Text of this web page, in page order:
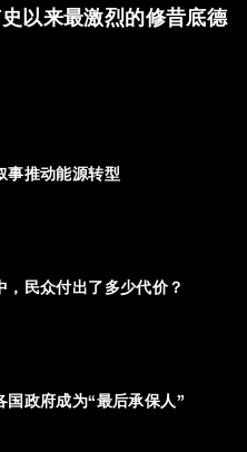
以来最激烈的修昔底德
事推动能源转型
，民众付出了多少代价？
国政府成为“最后承保人”